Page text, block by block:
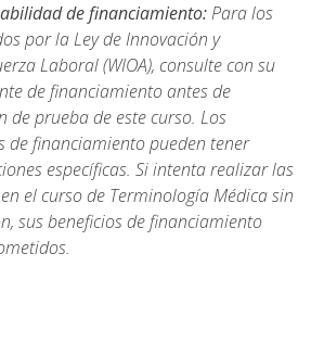
de financiamiento:Para los
por la Ley de Innovación y
Laboral (WIOA), consulte con su
de financiamiento antes de
de prueba de este curso. Los
de financiamiento pueden tener
específicas. Si intenta realizar las
el curso de Terminología Médica sin
sus beneficios de financiamiento